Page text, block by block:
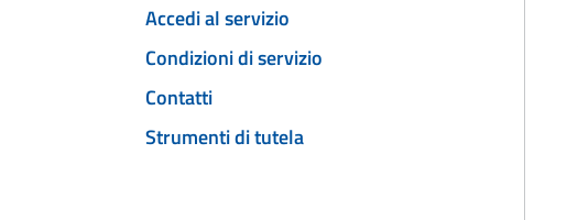
Accedi al servizio
Condizioni di servizio
Contatti
Strumenti di tutela